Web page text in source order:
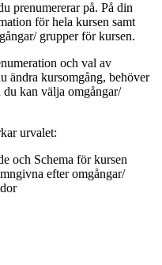
prenumererar på. På din
för hela kursen samt
grupper för kursen.
och val av
ändra kursomgång, behöver
du kan välja omgångar/
urvalet:
och Schema för kursen
efter omgångar/